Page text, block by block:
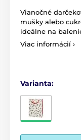
Vianočné
mušky alebo
ideálne na
Viac informácií ›
Varianta: